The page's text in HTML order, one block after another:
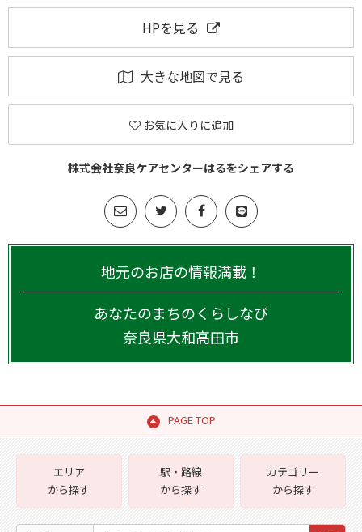
HPを見る
大きな地図で見る
お気に入りに追加
株式会社奈良ケアセンターはるをシェアする
地元のお店の情報満載！
あなたのまちのくらしなび
奈良県大和高田市
PAGE TOP
エリア
から探す
駅・路線
から探す
カテゴリー
から探す